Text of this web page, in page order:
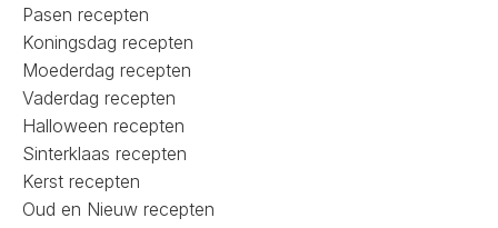
Pasen recepten
Koningsdag recepten
Moederdag recepten
Vaderdag recepten
Halloween recepten
Sinterklaas recepten
Kerst recepten
Oud en Nieuw recepten